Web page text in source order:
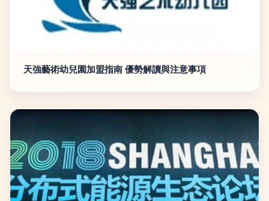
天強藝術幼兒園加盟指南 優勢解讀與注意事項